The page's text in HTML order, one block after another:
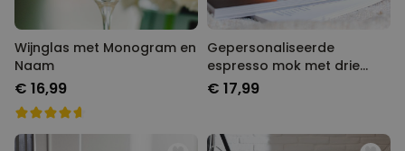
Wijnglas met Monogram en
Naam
€ 16,99
Gepersonaliseerde
espresso mok met drie
regels
€ 17,99